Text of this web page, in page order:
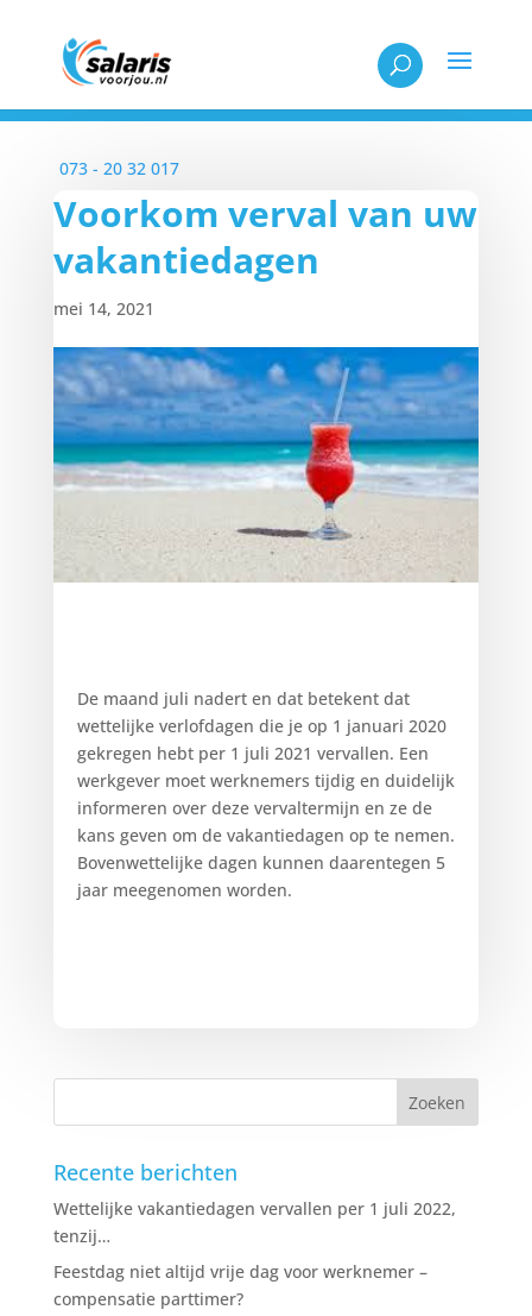
073 - 20 32 017
Voorkom verval van uw
vakantiedagen
mei 14, 2021
De maand juli nadert en dat betekent dat
wettelijke verlofdagen die je op 1 januari 2020
gekregen hebt per 1 juli 2021 vervallen. Een
werkgever moet werknemers tijdig en duidelijk
informeren over deze vervaltermijn en ze de
kans geven om de vakantiedagen op te nemen.
Bovenwettelijke dagen kunnen daarentegen 5
jaar meegenomen worden.
Recente berichten
Wettelijke vakantiedagen vervallen per 1 juli 2022,
tenzij…
Feestdag niet altijd vrije dag voor werknemer –
compensatie parttimer?